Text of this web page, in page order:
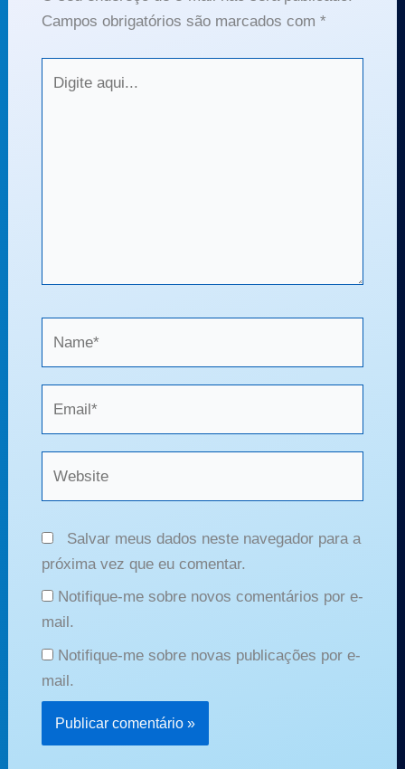
Campos obrigatórios são marcados com *
aqui...
Salvar meus dados neste navegador para a
próxima vez que eu comentar.
Notifique-me sobre novos comentários por e-
mail.
Notifique-me sobre novas publicações por e-
mail.